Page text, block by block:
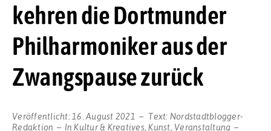
kehren die Dortmunder
Philharmoniker aus der
Zwangspause zurück
Veröffentlicht: 16. August 2021 Text: Nordstadtblogger-
Redaktion
InKultur & Kreatives,Kunst, Veranstaltung